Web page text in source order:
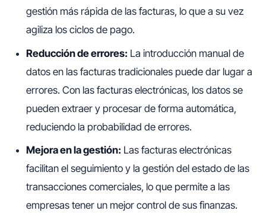
gestión más rápida de las facturas, lo que a su vez
agiliza los ciclos de pago.
Reducción de errores: La introducción manual de
datos en las facturas tradicionales puede dar lugar a
errores. Con las facturas electrónicas, los datos se
pueden extraer y procesar de forma automática,
reduciendo la probabilidad de errores.
Mejora en la gestión: Las facturas electrónicas
facilitan el seguimiento y la gestión del estado de las
transacciones comerciales, lo que permite a las
empresas tener un mejor control de sus finanzas.